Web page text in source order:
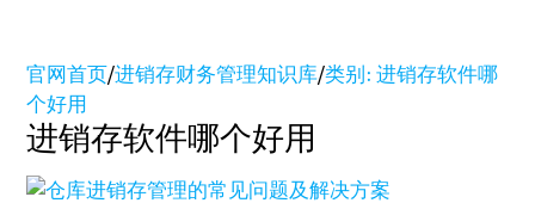
官网首页/进销存财务管理知识库/类别: 进销存软件哪
个好用
进销存软件哪个好用